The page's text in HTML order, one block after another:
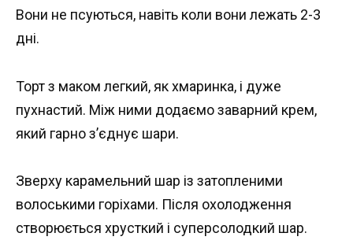
Вони не псуються, навіть коли вони лежать 2-3
дні.
Торт з маком легкий, як хмаринка, і дуже
пухнастий. Між ними додаємо заварний крем,
який гарно з’єднує шари.
Зверху карамельний шар із затопленими
волоськими горіхами. Після охолодження
створюється хрусткий і суперсолодкий шар.